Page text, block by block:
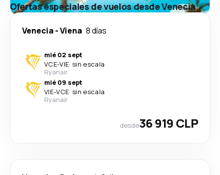
Ofertas especiales de vuelos desde Venecia
Venecia-Viena 8 días
mié 02 sept
VCE-VIE· sin escala
Ryanair
mié 09 sept
VIE-VCE· sin escala
Ryanair
desde36 919 CLP